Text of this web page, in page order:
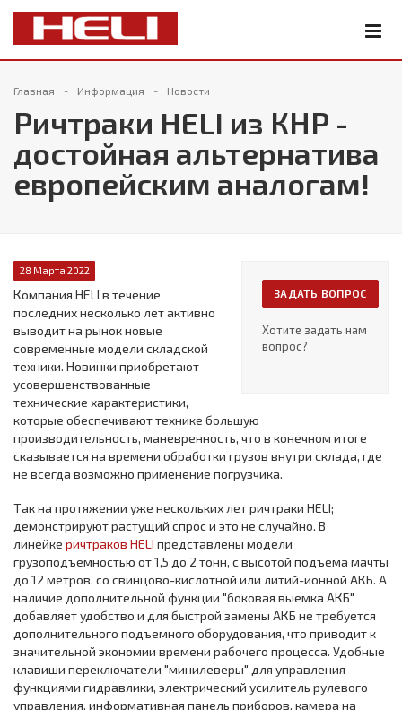
Главная Информация Новости
Ричтраки HELI из КНР -
достойная альтернатива
европейским аналогам!
ЗАДАТЬ ВОПРОС
Хотите задать нам
вопрос?
28 Марта 2022
Компания HELI в течение
последних несколько лет активно
выводит на рынок новые
современные модели складской
техники. Новинки приобретают
усовершенствованные
технические характеристики,
которые обеспечивают технике большую
производительность, маневренность, что в конечном итоге
сказывается на времени обработки грузов внутри склада, где
не всегда возможно применение погрузчика.
Так на протяжении уже нескольких лет ричтраки HELI;
демонстрируют растущий спрос и это не случайно. В
линейке ричтраков HELI представлены модели
грузоподъемностью от 1,5 до 2 тонн, с высотой подъема мачты
до 12 метров, со свинцово-кислотной или литий-ионной АКБ. А
наличие дополнительной функции "боковая выемка АКБ"
добавляет удобство и для быстрой замены АКБ не требуется
дополнительного подъемного оборудования, что приводит к
значительной экономии времени рабочего процесса. Удобные
клавиши переключатели "минилеверы" для управления
функциями гидравлики, электрический усилитель рулевого
управления, информативная панель приборов, камера на